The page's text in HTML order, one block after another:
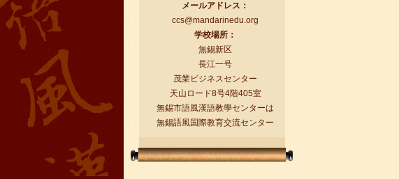
語風漢語学員ー任代利
語風国際教育交流グループ語風漢語セ
メールアドレス：
ccs@mandarinedu.org
学校場所：
無錫新区
長江一号
茂業ビジネスセンター
天山ロード8号4階405室
無錫市語風漢語教學センターは
無錫語風国際教育交流センター